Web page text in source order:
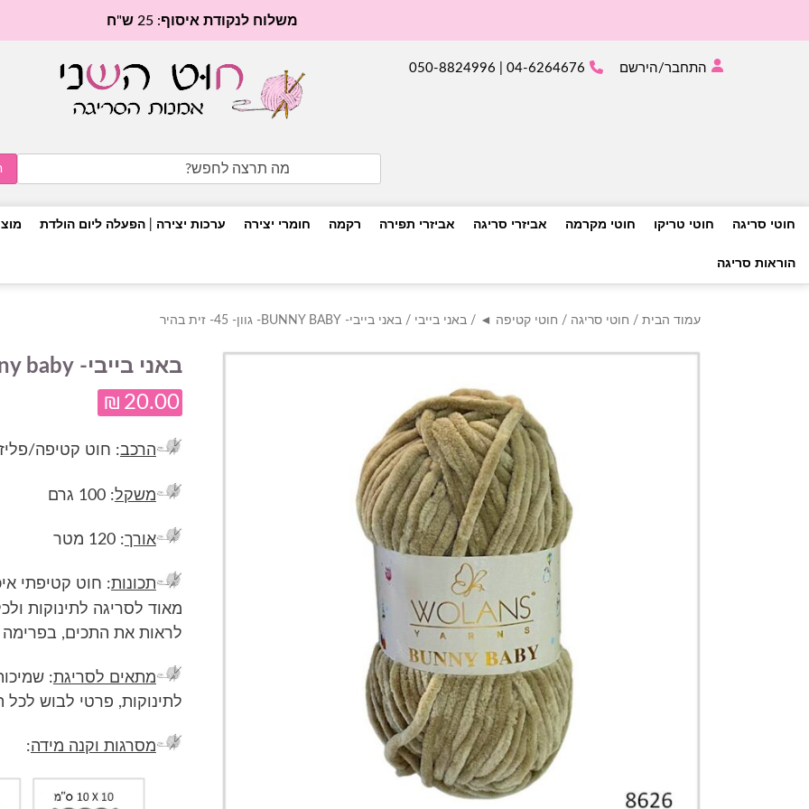
משלוח לנקודת איסוף: 25 ש"ח
for:
התחבר/הירשם 04-6264676 | 050-8824996
חוטי סריגה חוטי טריקו חוטי מקרמה אביזרי סריגה אביזרי תפירה רקמה חומרי יצירה ערכות יצירה | הפעלה ליום הולדת
הוראות סריגה
עמוד הבית / חוטי סריגה / חוטי קטיפה ◄ / באני בייבי / באני בייבי- BUNNY BABY- גוון- 45- זית בהיר
באני בייבי- bunny baby- גוון- 45- זית בהיר
₪ 20.00
הרכב: חוט קטיפה/פליז 100%
משקל: 100 גרם
אורך: 120 מטר
תכונות: חוט קטיפתי
מאוד לסריגה לתינוקות
לראות את התכים, בפרימה
מתאים לסריגת:
לתינוקות, פרטי לבוש
מסרגות וקנה מידה: